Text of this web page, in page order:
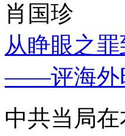
肖国珍
从睁眼之
——评海外
中共当局